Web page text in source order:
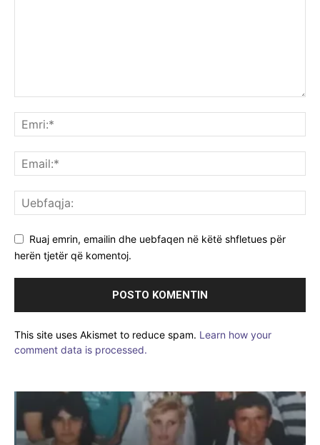
Ruaj emrin, emailin dhe uebfaqen në këtë shfletues për
herën tjetër që komentoj.
This site uses Akismet to reduce spam. Learn how your
comment data is processed.